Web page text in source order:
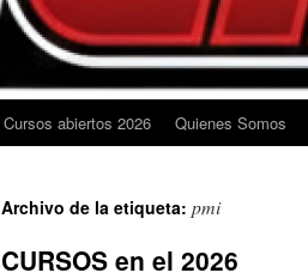
Cursos abiertos 2026 Quienes Somos
Archivo de la etiqueta: pmi
CURSOS en el 2026